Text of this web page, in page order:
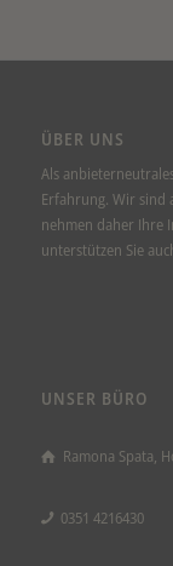
ÜBER UNS
Als
Erfahrung. Wir sind
nehmen daher Ihre
unterstützen Sie
UNSER BÜRO
Ramona Spata,
0351 4216430